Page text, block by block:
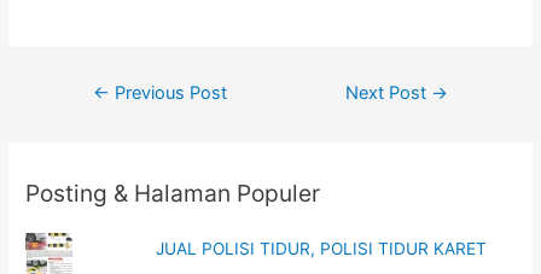
)
e
w
w
)
Post
← Previous Post Next Post →
Posting & Halaman Populer
JUAL POLISI TIDUR, POLISI TIDUR KARET